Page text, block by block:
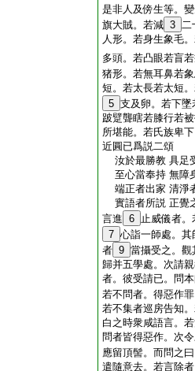
是非人及傍生等。
旗大賊。若減 3 二
人形。若身生象毛
多頭。若凸眼若盲
猪形。若無耳鼻若
短。若太長若太短
5 支及卵。若下
跛躄聾瞎若膝行若
所堪能。若氏族卑
近圓已爲説二頌
汝於最勝教 具足
至心當奉持 無障
端正者出家 清淨
實語者所説 正覺
言進 6 止威儀者。
7 心詣一師處。其
者 9 當攝受之。觀
歸并五學處。次請
者。彼受請已。問
若不問者。得惡作
若不集者巡房告知
白之時衆咸語言。
問者皆得惡作。次
應留頂髻。而問之
遣隨意去。若言除